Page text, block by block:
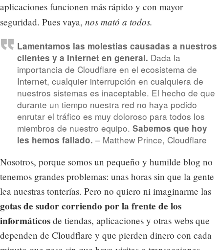
aplicaciones funcionen más rápido y con mayor
seguridad. Pues vaya, nos mató a todos.
Lamentamos las molestias causadas a nuestros
clientes y a Internet en general. Dada la
importancia de Cloudflare en el ecosistema de
Internet, cualquier interrupción en cualquiera de
nuestros sistemas es inaceptable. El hecho de que
durante un tiempo nuestra red no haya podido
enrutar el tráfico es muy doloroso para todos los
miembros de nuestro equipo. Sabemos que hoy
les hemos fallado. – Matthew Prince, Cloudflare
Nosotros, porque somos un pequeño y humilde blog no
tenemos grandes problemas: unas horas sin que la gente
lea nuestras tonterías. Pero no quiero ni imaginarme las
gotas de sudor corriendo por la frente de los
informáticos de tiendas, aplicaciones y otras webs que
dependen de Cloudflare y que pierden dinero con cada